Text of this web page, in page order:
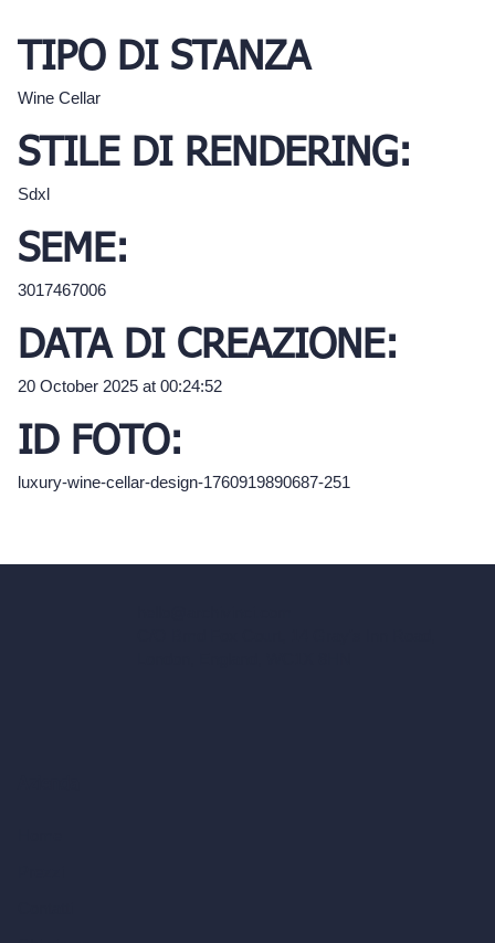
TIPO DI STANZA
Wine Cellar
STILE DI RENDERING:
Sdxl
SEME:
3017467006
DATA DI CREAZIONE:
20 October 2025 at 00:24:52
ID FOTO:
luxury-wine-cellar-design-1760919890687-251